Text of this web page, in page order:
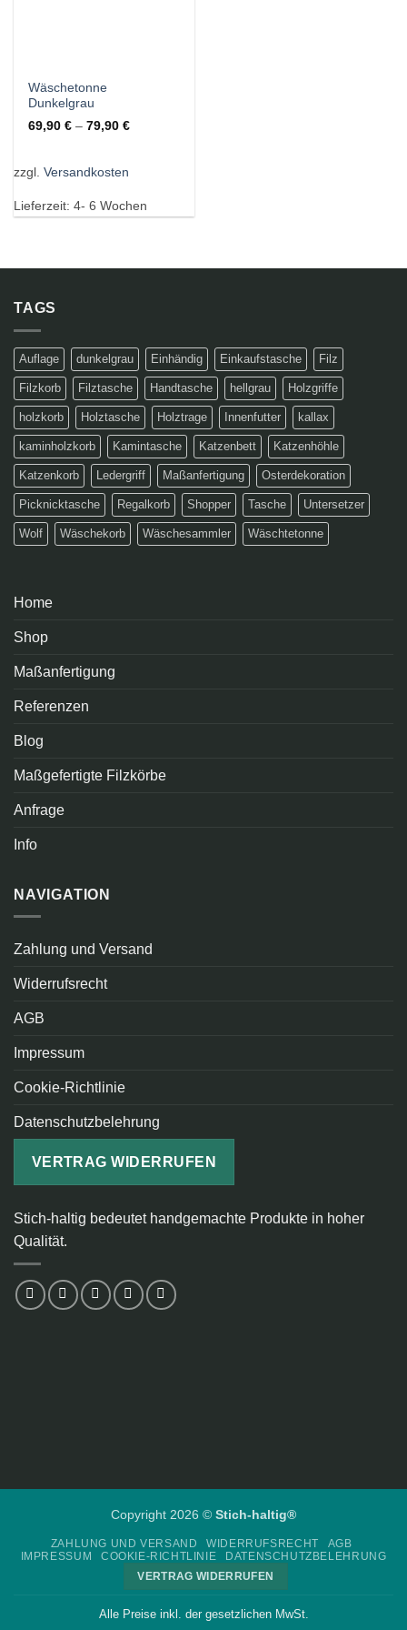
Wäschetonne
Dunkelgrau
69,90€ –79,90€
zzgl. Versandkosten
Lieferzeit: 4- 6 Wochen
TAGS
Auflage dunkelgrau Einhändig Einkaufstasche Filz
Filzkorb Filztasche Handtasche hellgrau Holzgriffe
holzkorb Holztasche Holztrage Innenfutter kallax
kaminholzkorb Kamintasche Katzenbett Katzenhöhle
Katzenkorb Ledergriff Maßanfertigung Osterdekoration
Picknicktasche Regalkorb Shopper Tasche Untersetzer
Wolf Wäschekorb Wäschesammler Wäschtetonne
Home
Shop
Maßanfertigung
Referenzen
Blog
Maßgefertigte Filzkörbe
Anfrage
Info
NAVIGATION
Zahlung und Versand
Widerrufsrecht
AGB
Impressum
Cookie-Richtlinie
Datenschutzbelehrung
VERTRAG WIDERRUFEN
Stich-haltig bedeutet handgemachte Produkte in hoher
Qualität.
Copyright 2026 © Stich-haltig®
ZAHLUNG UND VERSAND WIDERRUFSRECHT
AGB
IMPRESSUM
COOKIE-RICHTLINIE
DATENSCHUTZBELEHRUNG
VERTRAG WIDERRUFEN
Alle Preise inkl. der gesetzlichen MwSt.